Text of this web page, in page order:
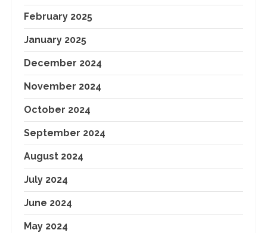
February 2025
January 2025
December 2024
November 2024
October 2024
September 2024
August 2024
July 2024
June 2024
May 2024